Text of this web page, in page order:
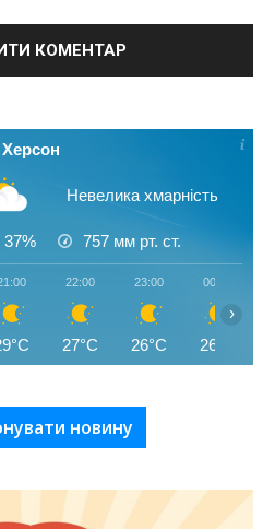
Херсон
Невелика хмарність
37% 757 мм рт. ст.
22:00
27°C
23:00
26°C
00:00
26°C
›
новину